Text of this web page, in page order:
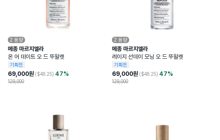
2 용량
메종 마르지엘라
온 어 데이트 오 드 뚜왈렛
기획전
69,000원 ($48.25) 47%
129,000
2 용량
메종 마르지엘라
레이지 선데이 모닝 오 드 뚜왈렛
기획전
69,000원 ($48.25) 47%
129,000